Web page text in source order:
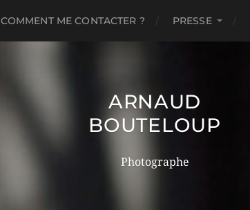
COMMENT ME CONTACTER ? PRESSE
ARNAUD
BOUTELOUP
Photographe